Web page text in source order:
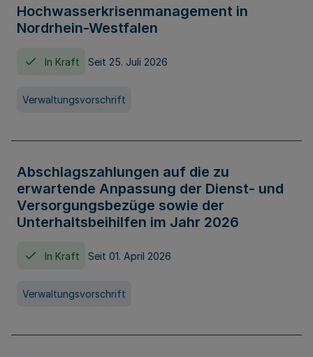
Hochwasserkrisenmanagement in
Nordrhein-Westfalen
In Kraft Seit 25. Juli 2026
Verwaltungsvorschrift
Abschlagszahlungen auf die zu
erwartende Anpassung der Dienst- und
Versorgungsbezüge sowie der
Unterhaltsbeihilfen im Jahr 2026
In Kraft Seit 01. April 2026
Verwaltungsvorschrift